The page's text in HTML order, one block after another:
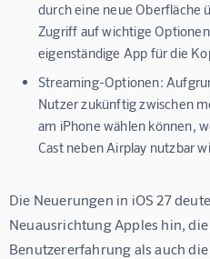
durch eine neue Oberfläche
Zugriff auf wichtige
eigenständige App für die
Streaming-Optionen:
Nutzer zukünftig zwischen
am iPhone wählen können,
Cast neben Airplay nutzbar
Die Neuerungen in iOS 27
Neuausrichtung Apples hin,
Benutzererfahrung als auch